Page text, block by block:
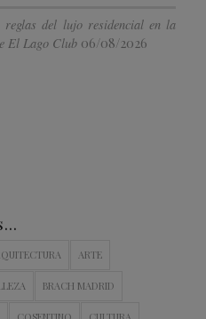
del lujo residencial en la
El Lago Club 06/08/2026
ARTE
BRACH MADRID